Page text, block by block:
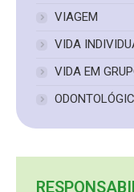
VIAGEM
VIDA
VIDA EM